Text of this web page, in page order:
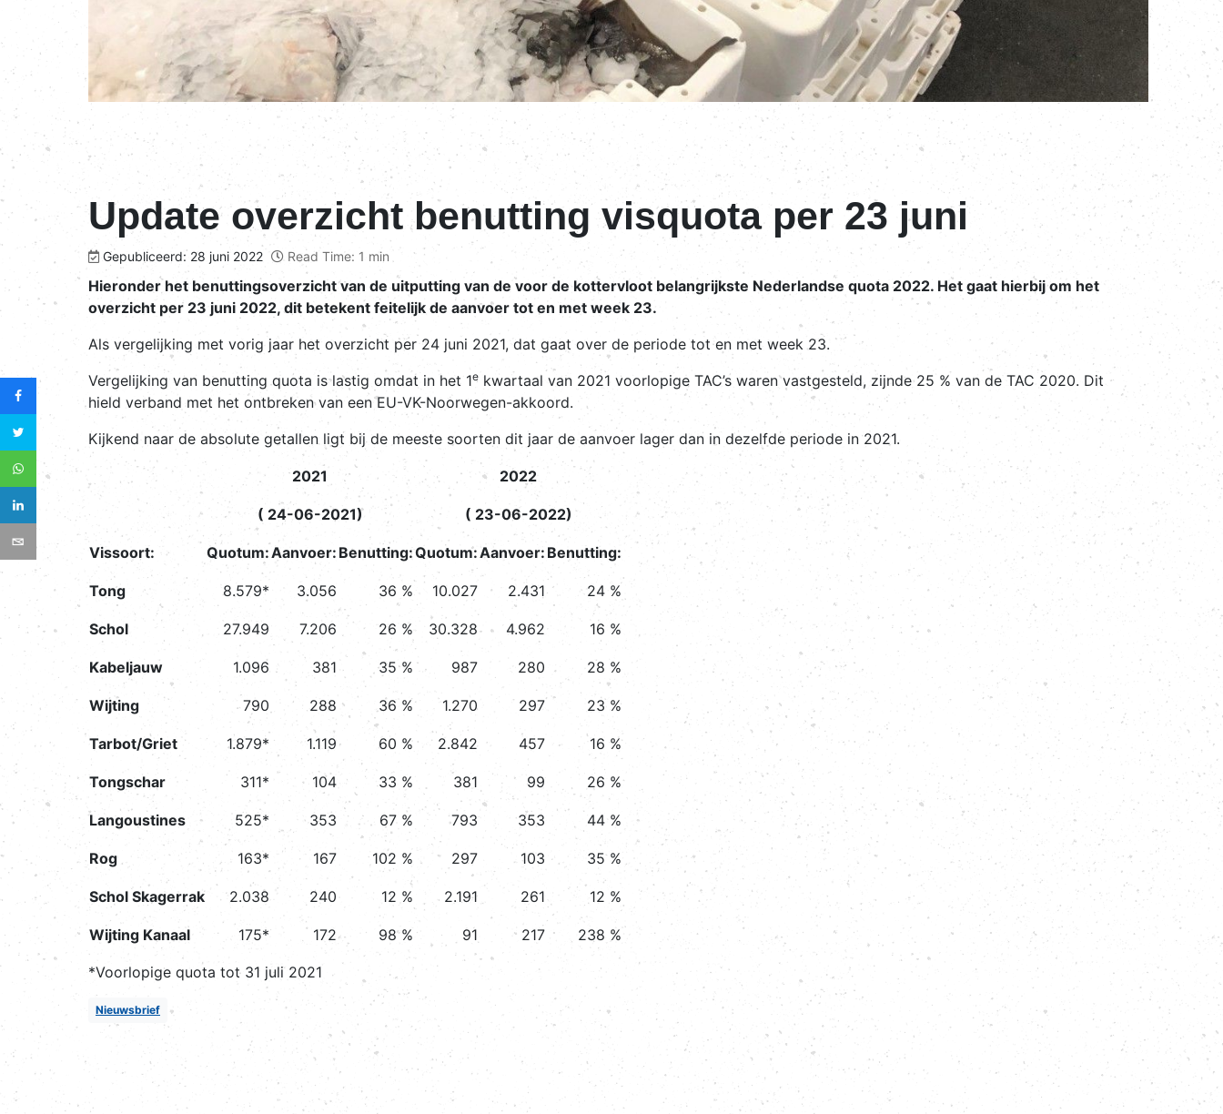
Update overzicht benutting visquota per 23 juni
Gepubliceerd: 28 juni 2022 Read Time: 1 min
Hieronder het benuttingsoverzicht van de uitputting van de voor de kottervloot belangrijkste Nederlandse quota 2022. Het gaat hierbij om het
overzicht per 23 juni 2022, dit betekent feitelijk de aanvoer tot en met week 23.
Als vergelijking met vorig jaar het overzicht per 24 juni 2021, dat gaat over de periode tot en met week 23.
Vergelijking van benutting quota is lastig omdat in het 1e kwartaal van 2021 voorlopige TAC’s waren vastgesteld, zijnde 25 % van de TAC 2020. Dit
hield verband met het ontbreken van een EU-VK-Noorwegen-akkoord.
Kijkend naar de absolute getallen ligt bij de meeste soorten dit jaar de aanvoer lager dan in dezelfde periode in 2021.
2021 2022
( 24-06-2021) ( 23-06-2022)
Vissoort: Quotum:Aanvoer: Benutting:Quotum:Aanvoer: Benutting:
Tong 8.579* 3.056 36 % 10.027 2.431 24 %
Schol 27.949 7.206 26 % 30.328 4.962 16 %
Kabeljauw 1.096 381 35 % 987 280 28 %
Wijting 790 288 36 % 1.270 297 23 %
Tarbot/Griet 1.879* 1.119 60 % 2.842 457 16 %
Tongschar 311* 104 33 % 381 99 26 %
Langoustines 525* 353 67 % 793 353 44 %
Rog 163* 167 102 % 297 103 35 %
Schol Skagerrak 2.038 240 12 % 2.191 261 12 %
Wijting Kanaal 175* 172 98 % 91 217 238 %
*Voorlopige quota tot 31 juli 2021
Nieuwsbrief